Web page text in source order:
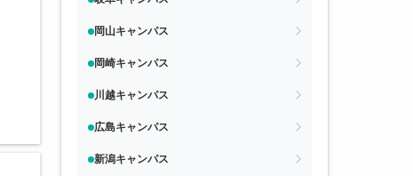
岡山キャンパス
岡崎キャンパス
川越キャンパス
広島キャンパス
新潟キャンパス